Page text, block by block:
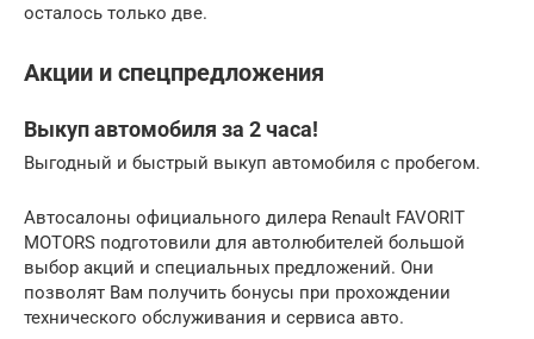
осталось только две.
Акции и спецпредложения
Выкуп автомобиля за 2 часа!
Выгодный и быстрый выкуп автомобиля с пробегом.
Автосалоны официального дилера Renault FAVORIT
MOTORS подготовили для автолюбителей большой
выбор акций и специальных предложений. Они
позволят Вам получить бонусы при прохождении
технического обслуживания и сервиса авто.